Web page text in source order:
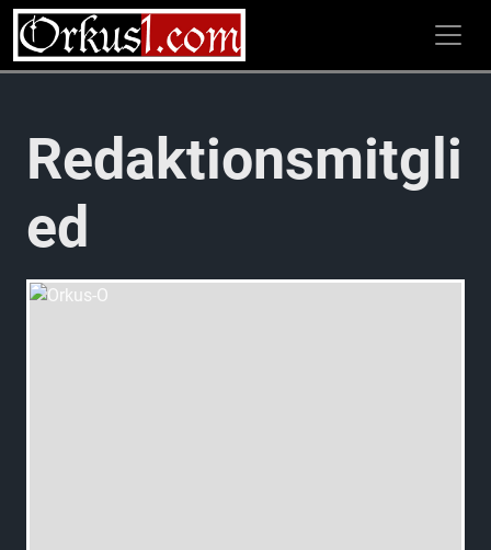
Zum
Inhalt
springen
Redaktionsmitgli
ed